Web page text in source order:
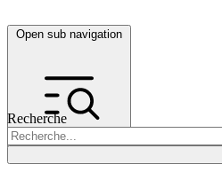
Open sub navigation
Recherche